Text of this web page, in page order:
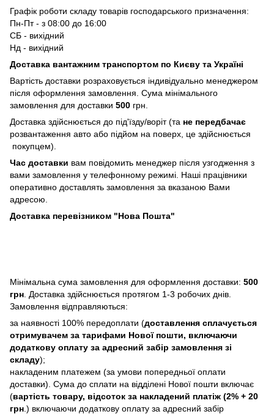
Графік роботи складу товарів господарського призначення:
Пн-Пт - з 08:00 до 16:00
СБ - вихідний
Нд - вихідний
Доставка вантажним транспортом по Києву та Україні
Вартість доставки розраховується індивідуально менеджером
після оформлення замовлення. Сума мінімального
замовлення для доставки 500 грн.
Доставка здійснюється до під'їзду/воріт (та не передбачає
розвантаження авто або підйом на поверх, це здійснюється
покупцем).
Час доставки вам повідомить менеджер після узгодження з
вами замовлення у телефонному режимі. Наші працівники
оперативно доставлять замовлення за вказаною Вами
адресою.
Доставка перевізником "Нова Пошта"
Мінімальна сума замовлення для оформлення доставки: 500
грн . Доставка здійснюється протягом 1-3 робочих днів.
Замовлення відправляються:
за наявності 100% передоплати (доставлення сплачується
отримувачем за тарифами Нової пошти, включаючи
додаткову оплату за адресний забір замовлення зі
складу);
накладеним платежем (за умови попередньої оплати
доставки). Сума до сплати на відділені Нової пошти включає
(вартість товару, відсоток за накладений платіж (2% + 20
грн .) включаючи додаткову оплату за адресний забір